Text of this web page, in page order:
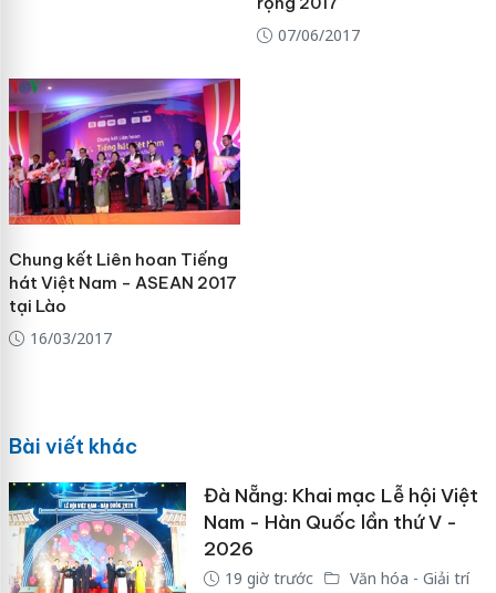
07/06/2017
Chung kết Liên hoan Tiếng
hát Việt Nam - ASEAN 2017
tại Lào
16/03/2017
Bài viết khác
Đà Nẵng: Khai mạc Lễ hội Việt
Nam - Hàn Quốc lần thứ V -
2026
19 giờ trước Văn hóa - Giải trí